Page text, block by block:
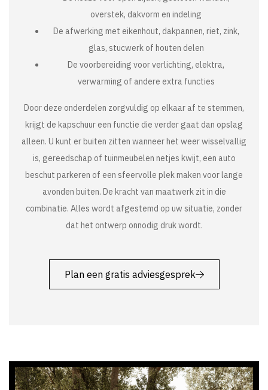
overstek, dakvorm en indeling
De afwerking met eikenhout, dakpannen, riet, zink,
glas, stucwerk of houten delen
De voorbereiding voor verlichting, elektra,
verwarming of andere extra functies
Door deze onderdelen zorgvuldig op elkaar af te stemmen,
krijgt de kapschuur een functie die verder gaat dan opslag
alleen. U kunt er buiten zitten wanneer het weer wisselvallig
is, gereedschap of tuinmeubelen netjes kwijt, een auto
beschut parkeren of een sfeervolle plek maken voor lange
avonden buiten. De kracht van maatwerk zit in die
combinatie. Alles wordt afgestemd op uw situatie, zonder
dat het ontwerp onnodig druk wordt.
Plan een gratis adviesgesprek